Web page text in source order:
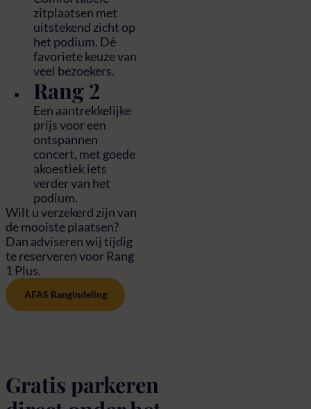
zitplaatsen met
uitstekend zicht op
het podium. Dé
favoriete keuze van
veel bezoekers.
Rang 2
Een aantrekkelijke
prijs voor een
ontspannen
concert, met goede
akoestiek iets
verder van het
podium.
Wilt u verzekerd zijn van
de mooiste plaatsen?
Dan adviseren wij tijdig
te reserveren voor Rang
1 Plus.
AFAS Rangindeling
Gratis parkeren